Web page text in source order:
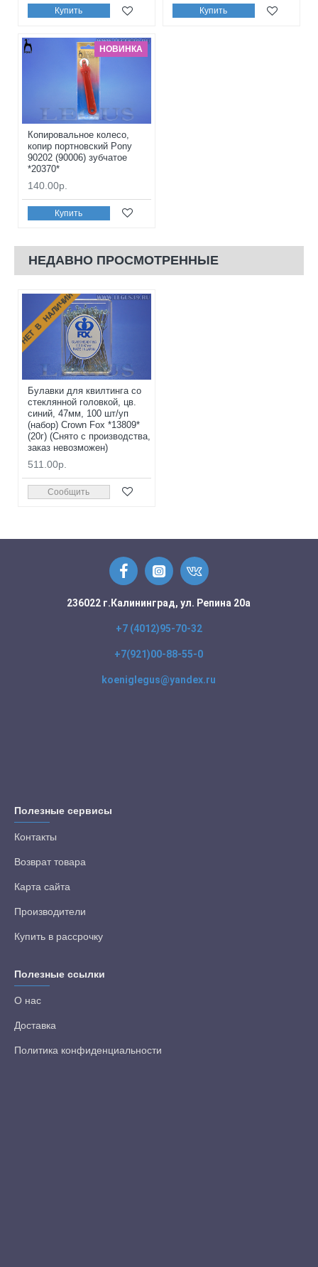
Купить Купить
НОВИНКА
Копировальное колесо,
копир портновский Pony
90202 (90006) зубчатое
*20370*
140.00р.
Купить
НЕДАВНО ПРОСМОТРЕННЫЕ
НЕТ В НАЛИЧИИ
Булавки для квилтинга со
стеклянной головкой, цв.
синий, 47мм, 100 шт/уп
(набор) Crown Fox *13809*
(20г) (Снято с производства,
заказ невозможен)
511.00р.
Сообщить
236022 г.Калининград, ул. Репина 20а
+7 (4012)95-70-32
+7(921)00-88-55-0
koeniglegus@yandex.ru
Полезные сервисы
Контакты
Возврат товара
Карта сайта
Производители
Купить в рассрочку
Полезные ссылки
О нас
Доставка
Политика конфиденциальности